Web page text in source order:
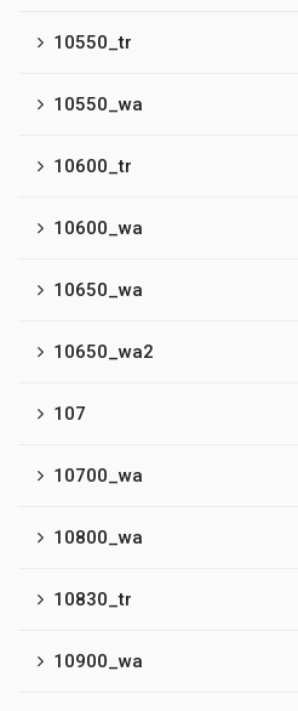
10550_tr
10550_wa
10600_tr
10600_wa
10650_wa
10650_wa2
107
10700_wa
10800_wa
10830_tr
10900_wa